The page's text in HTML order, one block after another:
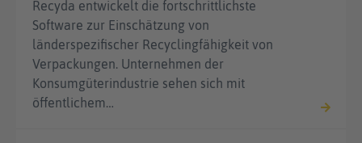
Recyda entwickelt die fortschrittlichste
Software zur Einschätzung von
länderspezifischer Recyclingfähigkeit von
Verpackungen. Unternehmen der
Konsumgüterindustrie sehen sich mit
öffentlichem…